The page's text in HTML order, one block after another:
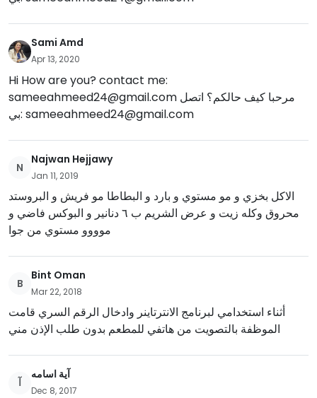
Sami Amd
Apr 13, 2020
Hi How are you? contact me:
sameeahmeed24@gmail.com
بي: sameeahmeed24@gmail.com
N
Najwan Hejjawy
Jan 11, 2019
الاكل بخزي و مو مستوي و بارد و البطاطا مو فريش و البروستد
محروق وكله زيت و عرض الشريم ب ٦ دنانير و البوكس فاضي و
موووو مستوي من جوا
B
Bint Oman
Mar 22, 2018
أثناء استخدامي لبرنامج الانترتاينر وادخال الرقم السري قامت
الموظفة بالتصويت من هاتفي للمطعم بدون طلب الإذن مني
آ
آية اسامه
Dec 8, 2017